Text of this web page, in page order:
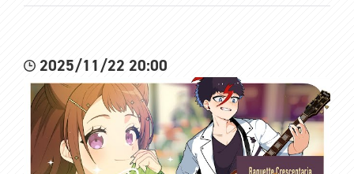
2025/11/22 20:00